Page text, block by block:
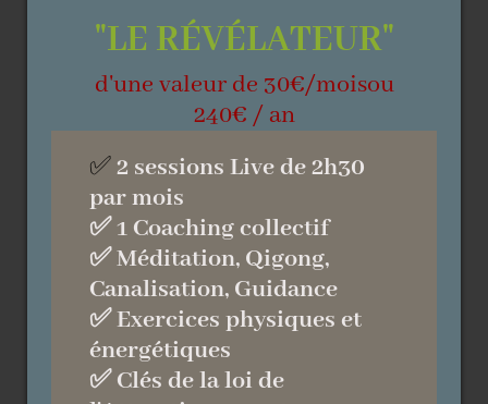
"LE RÉVÉLATEUR"
d'une valeur de 30€/moisou
240€ / an
✅2 sessions Live de 2h30
par mois
✅ 1 Coaching collectif
✅ Méditation, Qigong,
Canalisation, Guidance
✅ Exercices physiques et
énergétiques
✅ Clés de la loi de